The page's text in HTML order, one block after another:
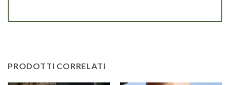
PRODOTTI CORRELATI